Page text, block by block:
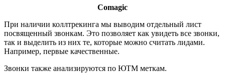
Comagic
При наличии коллтрекинга мы выводим отдельный лист
посвященный звонкам. Это позволяет как увидеть все звонки,
так и выделить из них те, которые можно считать лидами.
Например, первые качественные.
Звонки также анализируются по ЮТМ меткам.